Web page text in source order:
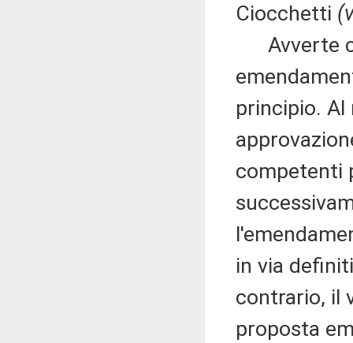
Ciocchetti
Avverte
principio. Al
competenti
in via
contrario, il
proposta